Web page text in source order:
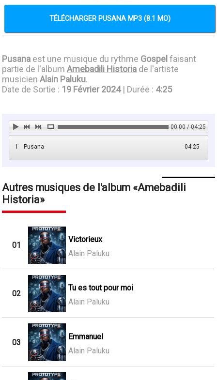
TÉLÉCHARGER PUSANA MP3 (8.1 MO)
Pusana est une musique du rythme Gospel faisant
partie de l'albumAmebadili Historia de l'artiste
musicienAlain Paluku.
Date de Sortie : 19 Février 2024| Durée : 4:25
00:00 / 04:25
1 04:25
Pusana
Autres musiques de l'album
Amebadili
Historia
01
Victorieux
Alain Paluku
02
Tu es tout pour moi
Alain Paluku
03
Emmanuel
Alain Paluku